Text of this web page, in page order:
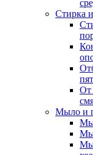
Стирка
От
Мыло и